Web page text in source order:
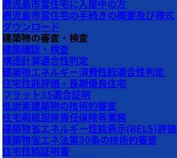
鹿児島市営住宅に入居中の方
鹿児島市営住宅の手続きの概要及び様式
ダウンロード
建築物の審査・検査
建築確認・検査
構造計算適合性判定
建築物エネルギー消費性能適合性判定
住宅性能評価・長期優良住宅
フラット35適合証明
低炭素建築物の技術的審査
住宅瑕疵担保責任保険等業務
建築物省エネルギー性能表示(BELS)評価
建築物省エネ法第30条の技術的審査
住宅性能証明書